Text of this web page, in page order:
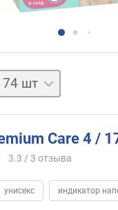
52 шт 68 шт
Care 4 /
3.3 / 3 отзыва
унисекс индикатор